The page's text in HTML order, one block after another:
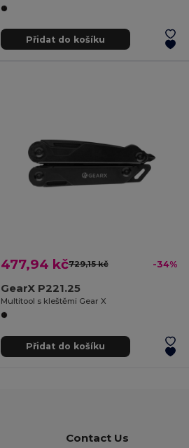
Přidat do košíku
477,94 kč729,15 kč -34%
GearX P221.25
Multitool s kleštěmi Gear X
Přidat do košíku
Contact Us